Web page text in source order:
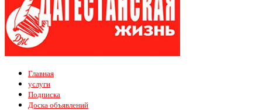
Главная
услуги
Подписка
Доска объявлений